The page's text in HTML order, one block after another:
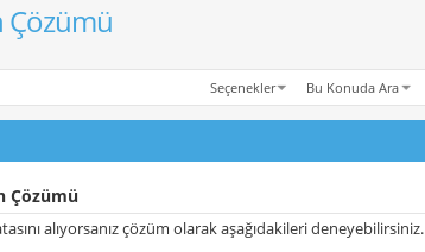
Çözümü
Seçenekler Bu Konuda Ara
Çözümü
alıyorsanız çözüm olarak aşağıdakileri deneyebilirsiniz.